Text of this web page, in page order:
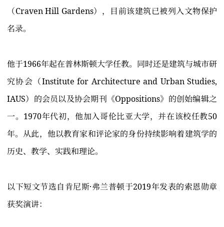
（Craven Hill Gardens），目前该建筑已被列入文物保护
名录。
他于1966年起在普林斯顿大学任教。同时还是建筑与城市研
究协会（Institute for Architecture and Urban Studies,
IAUS）的会员以及协会期刊《Oppositions》的创始编辑之
一。1970年代初，他加入哥伦比亚大学，并在该校任教50
年。从此，他以教育家和评论家的身份持续影响着建筑学的
历史、教学、实践和理论。
以下短文节选自肯尼斯·弗兰普顿于2019年发表的索恩勋章
获奖演讲：